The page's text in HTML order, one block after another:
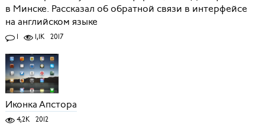
в Минске. Рассказал об обратной связи в интерфейсе
на английском языке
1 1,1K 2017
Иконка Апстора
4,2K 2012